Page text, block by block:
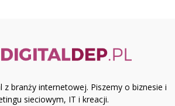
z branży internetowej. Piszemy o biznesie i
sieciowym, IT i kreacji.